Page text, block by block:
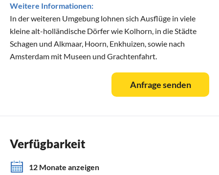
Weitere Informationen:
In der weiteren Umgebung lohnen sich Ausflüge in viele
kleine alt-holländische Dörfer wie Kolhorn, in die Städte
Schagen und Alkmaar, Hoorn, Enkhuizen, sowie nach
Amsterdam mit Museen und Grachtenfahrt.
Anfrage senden
Verfügbarkeit
12 Monate anzeigen